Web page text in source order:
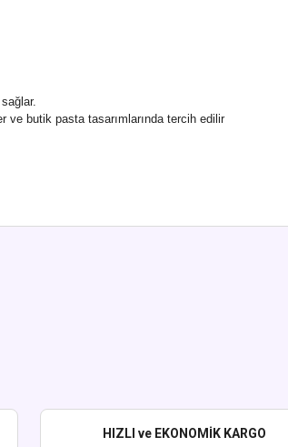
ve butik pasta tasarımlarında tercih edilir
HIZLI ve EKONOMİK KARGO